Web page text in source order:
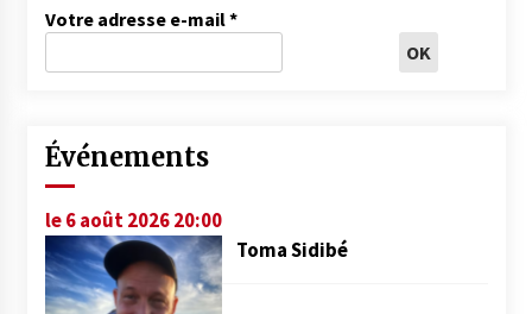
Votre adresse e-mail*
Événements
le 6 août 2026 20:00
Toma Sidibé